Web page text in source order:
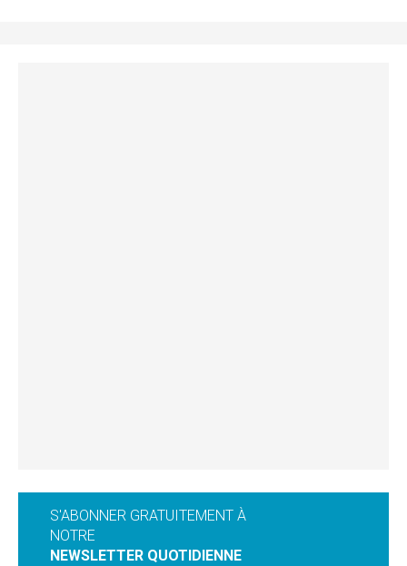
S'ABONNER GRATUITEMENT À
NOTRE
NEWSLETTER QUOTIDIENNE